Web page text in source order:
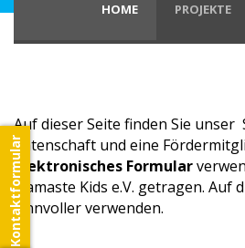
HOME PROJEKTE
Auf dieser Seite finden Sie
Patenschaft und eine
elektronisches Formular
Namaste Kids e.V. getragen. Auf
sinnvoller verwenden.
Kontaktformular